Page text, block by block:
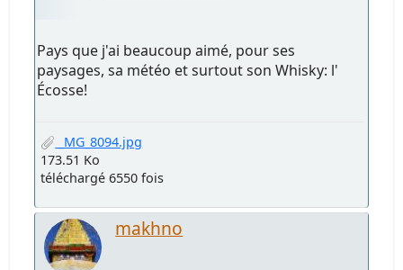
Pays que j'ai beaucoup aimé, pour ses
paysages, sa météo et surtout son Whisky: l'
Écosse!
_MG_8094.jpg
173.51 Ko
téléchargé 6550 fois
makhno